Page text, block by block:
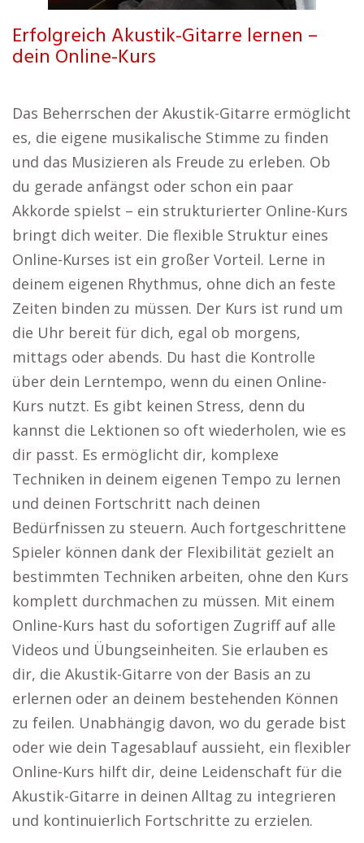
Erfolgreich Akustik-Gitarre lernen –
dein Online-Kurs
Das Beherrschen der Akustik-Gitarre ermöglicht
es, die eigene musikalische Stimme zu finden
und das Musizieren als Freude zu erleben. Ob
du gerade anfängst oder schon ein paar
Akkorde spielst – ein strukturierter Online-Kurs
bringt dich weiter. Die flexible Struktur eines
Online-Kurses ist ein großer Vorteil. Lerne in
deinem eigenen Rhythmus, ohne dich an feste
Zeiten binden zu müssen. Der Kurs ist rund um
die Uhr bereit für dich, egal ob morgens,
mittags oder abends. Du hast die Kontrolle
über dein Lerntempo, wenn du einen Online-
Kurs nutzt. Es gibt keinen Stress, denn du
kannst die Lektionen so oft wiederholen, wie es
dir passt. Es ermöglicht dir, komplexe
Techniken in deinem eigenen Tempo zu lernen
und deinen Fortschritt nach deinen
Bedürfnissen zu steuern. Auch fortgeschrittene
Spieler können dank der Flexibilität gezielt an
bestimmten Techniken arbeiten, ohne den Kurs
komplett durchmachen zu müssen. Mit einem
Online-Kurs hast du sofortigen Zugriff auf alle
Videos und Übungseinheiten. Sie erlauben es
dir, die Akustik-Gitarre von der Basis an zu
erlernen oder an deinem bestehenden Können
zu feilen. Unabhängig davon, wo du gerade bist
oder wie dein Tagesablauf aussieht, ein flexibler
Online-Kurs hilft dir, deine Leidenschaft für die
Akustik-Gitarre in deinen Alltag zu integrieren
und kontinuierlich Fortschritte zu erzielen.